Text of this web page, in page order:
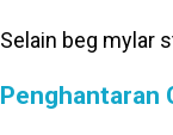
Selain beg mylar
Penghantaran